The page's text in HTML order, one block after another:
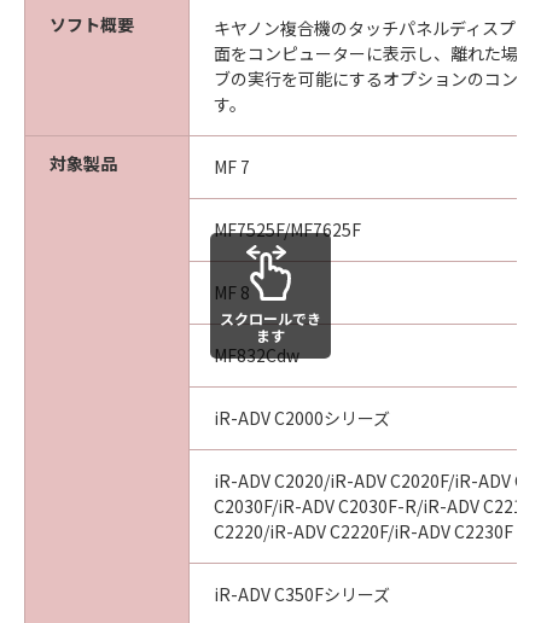
より必要な許可等を得ることなしに、「許諾ソ
フトウェア」の全部または一部を、直接または
間接に輸出してはなりません。
６．サポートおよびアップデート
キヤノン、キヤノンのライセンサー、キヤノン
は、お客様による「許諾ソフトウェア」の使用
を支援すること、および「許諾ソフトウェア」
に対してアップデート、バグの修正あるいはサ
ポートを行うことについて、いかなる責任も負
うものではありません。
７．保証の否認・免責
(1)「許諾ソフトウェア」は、『現状有姿』の状
態で使用許諾されます。キヤノン、キヤノンの
ライセンサー、キヤノンの子会社、それらの販
売代理店および販売店は、「許諾ソフトウェ
ア」に関して、商品性および特定の目的への適
合性の保証を含め、いかなる保証も、明示たる
と黙示たるとを問わず一切行わないものとしま
ソフト概要
キヤノン複合機のタッチパネルディスプレ
面をコンピューターに表示し、離れた場
ブの実行を可能にするオプションのコン
す。
対象製品 MF 7
MF7525F/MF7625F
MF 8
MF832Cdw
iR-ADV C2000シリーズ
iR-ADV C2020/iR-ADV C2020F/iR-ADV
C2030F/iR-ADV C2030F-R/iR-ADV
C2220/iR-ADV C2220F/iR-ADV C2230F
iR-ADV C350Fシリーズ
スクロールでき
ます